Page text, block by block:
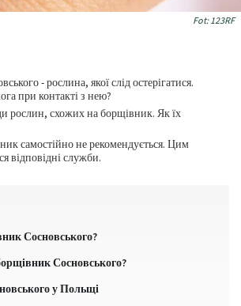
Fot: 123RF
- рослина, якої слід остерігатися.
при контакті з нею?
рослин, схожих на борщівник. Як їх
самостійно не рекомендується. Цим
відповідні служби.
Сосновського?
Сосновського?
у Польщі